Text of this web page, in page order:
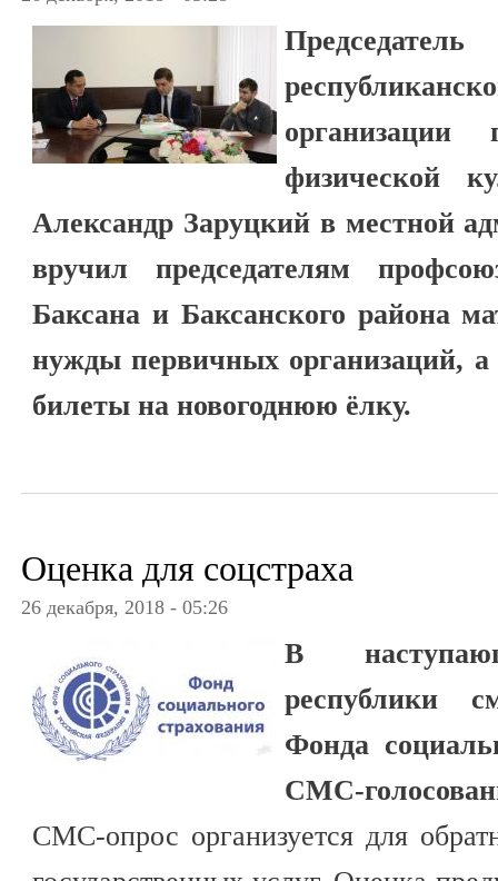
Председатель
организации
физической
Александр Заруцкий в местной
вручил председателям
Баксана и Баксанского района
нужды первичных организаций,
билеты на новогоднюю ёлку.
Оценка для соцстраха
26 декабря, 2018 - 05:26
В
республики
Фонда
СМС-
СМС-опрос организуется для